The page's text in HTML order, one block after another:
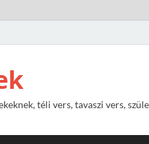
téli vers, tavaszi vers,